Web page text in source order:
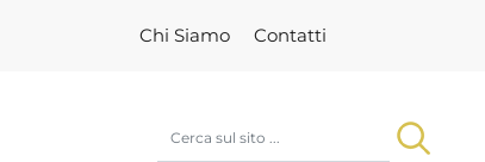
Chi Siamo Contatti